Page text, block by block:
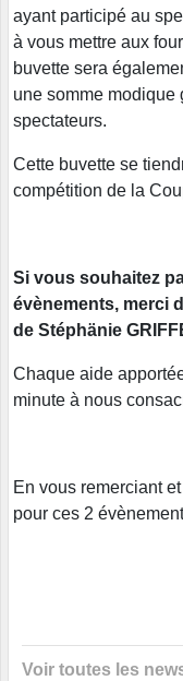
ayant participé au
à vous mettre aux
buvette sera
une somme modique
spectateurs.
Cette buvette se
compétition de la
Si vous souhaitez
évènements, merci
de Stéphänie
Chaque aide
minute à nous
En vous remerciant
pour ces 2
Voir toutes les